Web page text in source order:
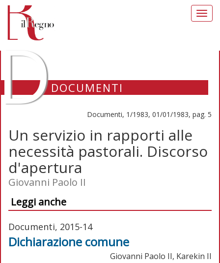
DOCUMENTI
Documenti, 1/1983, 01/01/1983, pag. 5
Un servizio in rapporti alle
necessità pastorali. Discorso
d'apertura
Giovanni Paolo II
Leggi anche
Documenti, 2015-14
Dichiarazione comune
Giovanni Paolo II, Karekin II